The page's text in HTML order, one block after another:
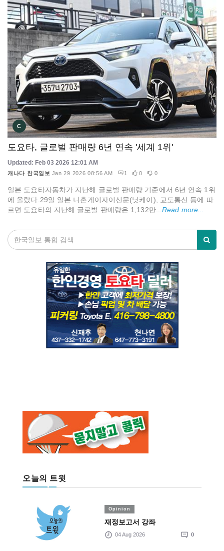
C
도요타, 글로벌 판매량 6년 연속 '세계 1위'
Updated: Feb 03 2026 12:01 AM
캐나다 한국일보 Jan 29 2026 08:56 AM 1 0 0
일본 도요타자동차가 지난해 글로벌 판매량 기준에서 6년 연속 1위
에 올랐다.29일 일본 니혼게이자이신문(닛케이), 교도통신 등에 따
르면 도요타의 지난해 글로벌 판매량은 1,132만... Read more...
오늘의 트윗
Opinion
재정보고서 강좌
04 Aug 2026 0